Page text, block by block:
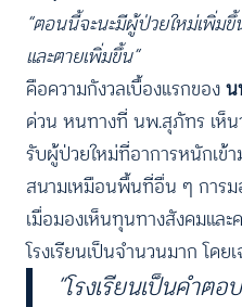
“ตอนนี้จะนะมีผู้ป่วยใหม่เพิ่ม
และตายเพิ่มขึ้น”
คือความกังวลเบื้องแรกของน
ด่วน หนทางที่ นพ.สุภัทร เห็น
รับผู้ป่วยใหม่ที่อาการหนักเข้า
สนามเหมือนพื้นที่อื่น ๆ การม
เมื่อมองเห็นทุนทางสังคมและ
โรงเรียนเป็นจำนวนมาก โดย
“โรงเรียนเป็นคำ